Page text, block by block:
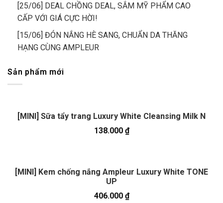
[25/06] DEAL CHỒNG DEAL, SẮM MỸ PHẨM CAO
CẤP VỚI GIÁ CỰC HỜI!
[15/06] ĐÓN NẮNG HÈ SANG, CHUẨN DA THĂNG
HẠNG CÙNG AMPLEUR
Sản phẩm mới
[MINI] Sữa tẩy trang Luxury White Cleansing Milk N
138.000 ₫
[MINI] Kem chống nắng Ampleur Luxury White TONE
UP
406.000 ₫